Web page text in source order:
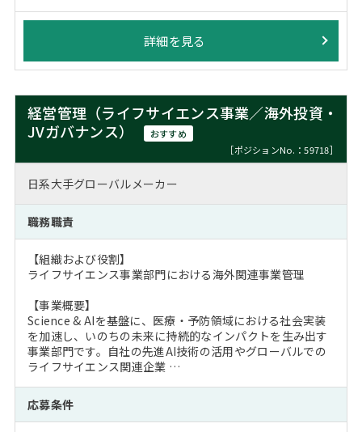
詳細を見る
経営管理（ライフサイエンス事業／海外投資・
JVガバナンス）
おすすめ
［ポジションNo.：59718］
日系大手グローバルメーカー
職務職責
【組織および役割】
ライフサイエンス事業部門における海外関連事業管理
【事業概要】
Science & AIを基盤に、医療・予防領域における社会実装
を加速し、いのちの未来に持続的なインパクトを生み出す
事業部門です。自社の先進AI技術の活用やグローバルでの
ライフサイエンス関連企業 …
応募条件